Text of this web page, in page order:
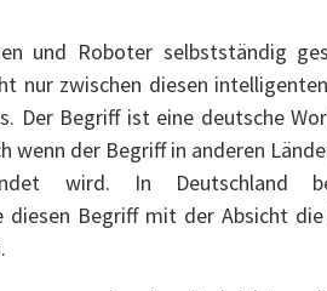
und Roboter selbstständig
nur zwischen diesen
Der Begriff ist eine deutsche
der Begriff in anderen
wird. In Deutschland
diesen Begriff mit der Absicht